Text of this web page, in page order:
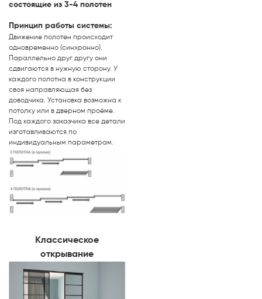
состоящие из 3-4 полотен
Принцип работы системы:
Движение полотен происходит
одновременно (синхронно).
Параллельно друг другу они
сдвигаются в нужную сторону. У
каждого полотна в конструкции
своя направляющая без
доводчика. Установка возможна к
потолку или в дверном проёме.
Под каждого заказчика все детали
изготавливаются по
индивидуальным параметрам.
Классическое
открывание